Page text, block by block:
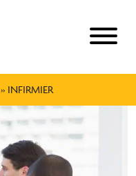
» INFIRMIER